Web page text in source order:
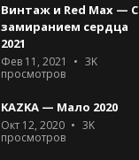
Винтаж и Red Max — С
замиранием сердца
2021
Фев 11, 2021
3K
просмотров
KAZKA — Мало 2020
Окт 12, 2020
3K
просмотров